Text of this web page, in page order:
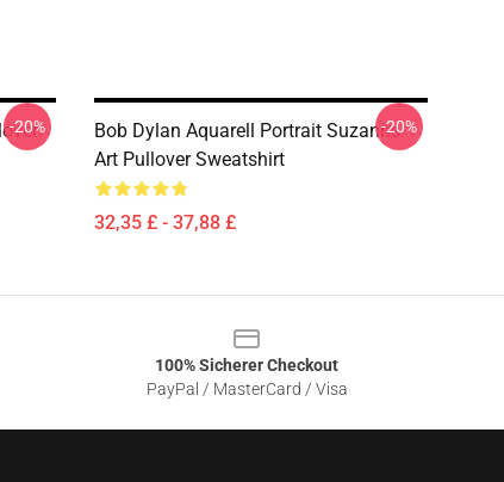
-20%
Bob Dylan Aquarell Portrait Suzanns
Art Pullover Sweatshirt
32,35 £ - 37,88 £
-20%
100% Sicherer Checkout
PayPal / MasterCard / Visa